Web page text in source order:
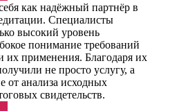
как надёжный партнёр в
Специалисты
высокий уровень
понимание требований
их применения. Благодаря их
не просто услугу, а
от анализа исходных
свидетельств.